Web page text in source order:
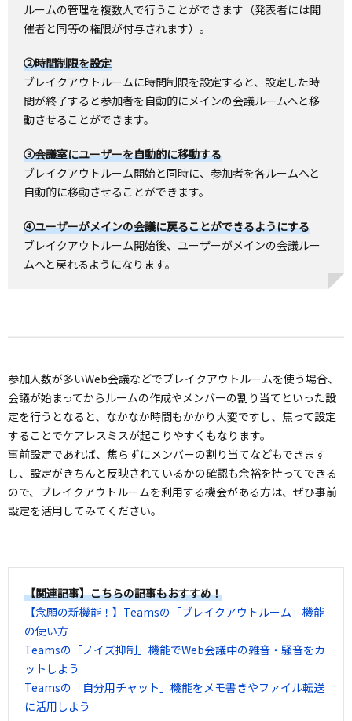
ルームの管理を複数人で行うことができます（発表者には開
催者と同等の権限が付与されます）。
②時間制限を設定
ブレイクアウトルームに時間制限を設定すると、設定した時
間が終了すると参加者を自動的にメインの会議ルームへと移
動させることができます。
③会議室にユーザーを自動的に移動する
ブレイクアウトルーム開始と同時に、参加者を各ルームへと
自動的に移動させることができます。
④ユーザーがメインの会議に戻ることができるようにする
ブレイクアウトルーム開始後、ユーザーがメインの会議ルー
ムへと戻れるようになります。
参加人数が多いWeb会議などでブレイクアウトルームを使う場合、
会議が始まってからルームの作成やメンバーの割り当てといった設
定を行うとなると、なかなか時間もかかり大変ですし、焦って設定
することでケアレスミスが起こりやすくもなります。
事前設定であれば、焦らずにメンバーの割り当てなどもできます
し、設定がきちんと反映されているかの確認も余裕を持ってできる
ので、ブレイクアウトルームを利用する機会がある方は、ぜひ事前
設定を活用してみてください。
【関連記事】こちらの記事もおすすめ！
【念願の新機能！】Teamsの「ブレイクアウトルーム」機能
の使い方
Teamsの「ノイズ抑制」機能でWeb会議中の雑音・騒音をカ
ットしよう
Teamsの「自分用チャット」機能をメモ書きやファイル転送
に活用しよう